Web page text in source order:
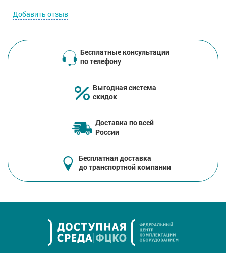
Добавить отзыв
Бесплатные консультации
по телефону
Выгодная система
скидок
Доставка по всей
России
Бесплатная доставка
до транспортной компании